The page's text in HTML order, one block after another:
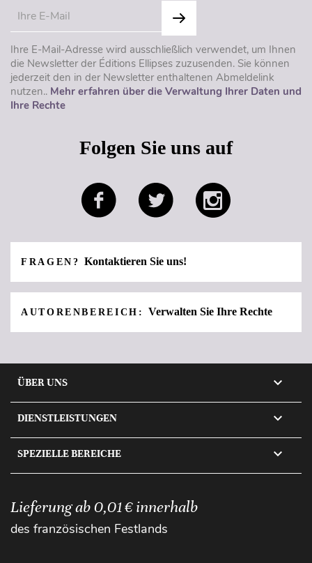
Ihre E-Mail-Adresse wird ausschließlich verwendet, um Ihnen
die Newsletter der Éditions Ellipses zuzusenden. Sie können
jederzeit den in der Newsletter enthaltenen Abmeldelink
nutzen.. Mehr erfahren über die Verwaltung Ihrer Daten und
Ihre Rechte
Folgen Sie uns auf
FRAGEN?Kontaktieren Sie uns!
AUTORENBEREICH:Verwalten Sie Ihre Rechte
ÜBER UNS 
DIENSTLEISTUNGEN 
SPEZIELLE BEREICHE 
Lieferung ab 0,01 € innerhalb
des französischen Festlands